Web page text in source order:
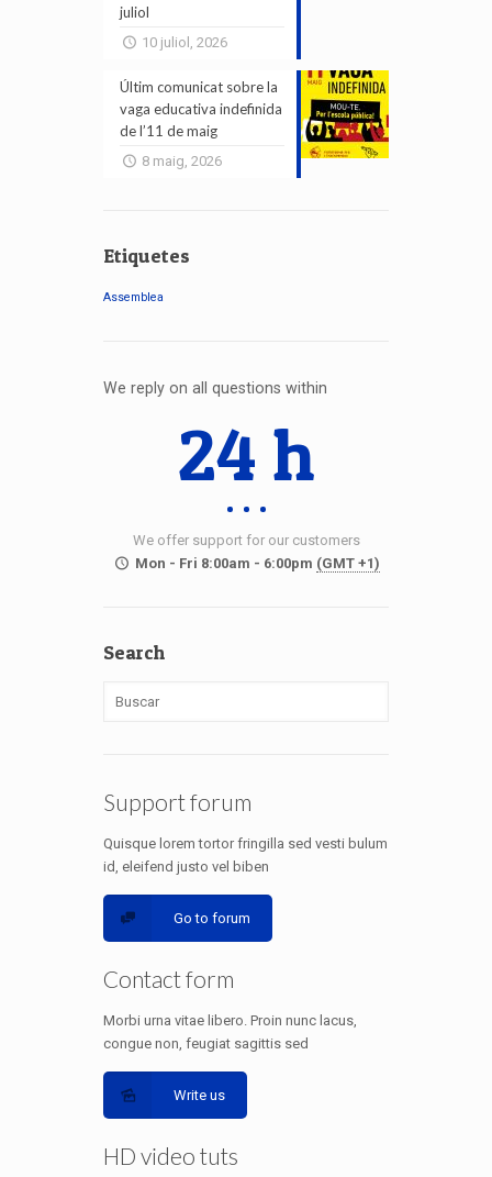
juliol
10 juliol, 2026
Últim comunicat sobre la
vaga educativa indefinida
de l’11 de maig
8 maig, 2026
Etiquetes
Assemblea
We reply on all questions within
24 h
We offer support for our customers
Mon - Fri 8:00am - 6:00pm (GMT +1)
Search
Support forum
Quisque lorem tortor fringilla sed vesti bulum
id, eleifend justo vel biben
Go to forum
Contact form
Morbi urna vitae libero. Proin nunc lacus,
congue non, feugiat sagittis sed
Write us
HD video tuts